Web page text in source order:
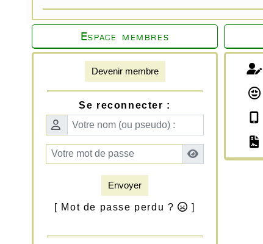
Espace membres
Devenir membre
Se reconnecter :
Envoyer
[ Mot de passe perdu ? ]